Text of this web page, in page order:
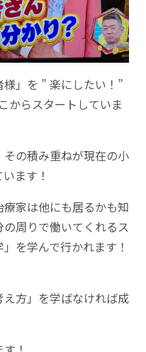
」を ” 楽にしたい！”
からスタートしていま
の積み重ねが現在の小
ます！
家は他にも居るかも知
周りで働いてくれるス
を学んで行かれます！
方」を学ばなければ成